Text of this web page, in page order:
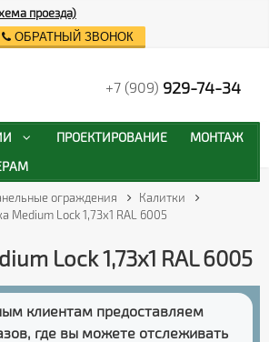
ограждения
Калитки
Medium Lock 1,73x1 RAL 6005
Lock 1,73x1 RAL 6005
клиентам предоставляем
, где вы можете отслеживать
проезда)
ОБРАТНЫЙ ЗВОНОК
+7 (909) 929-74-34
ПРОЕКТИРОВАНИЕ
МОНТАЖ